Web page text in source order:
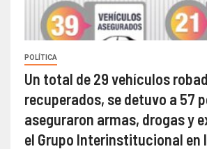
POLÍTICA
Un total de 29 vehículos
recuperados, se detuvo a 57
aseguraron armas, drogas y
el Grupo Interinstitucional en